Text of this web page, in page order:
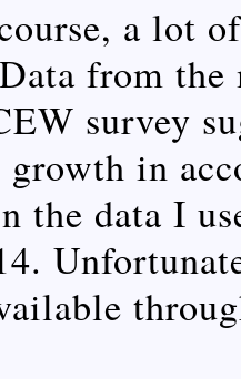
a lot
from the
survey
in
the data I